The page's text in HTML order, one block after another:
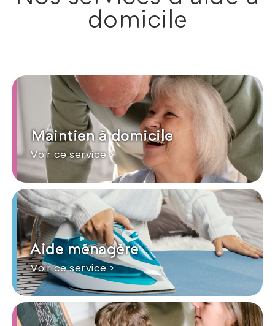
domicile
Maintien à domicile
Voir ce service >
Aide ménagère
Voir ce service >